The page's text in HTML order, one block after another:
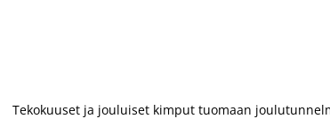
Tekokuuset ja jouluiset kimput tuomaan